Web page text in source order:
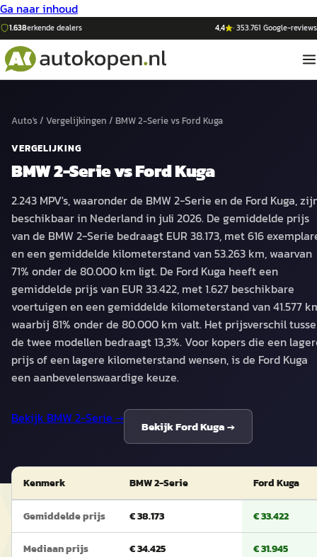
Ga naar inhoud
1.638erkende dealers 4,4 ·353.761 Google-reviews
Auto's/ Vergelijkingen / BMW 2-SerievsFord Kuga
VERGELIJKING
BMW 2-SerievsFord Kuga
2.243 MPV's, waaronder de BMW 2-Serie en de Ford Kuga,
beschikbaar in Nederland in juli 2026. De gemiddelde prijs
van de BMW 2-Serie bedraagt EUR 38.173, met 616
en een gemiddelde kilometerstand van 53.263 km, waarvan
71% onder de 80.000 km ligt. De Ford Kuga heeft een
gemiddelde prijs van EUR 33.422, met 1.627 beschikbare
voertuigen en een gemiddelde kilometerstand van 41.577
waarbij 81% onder de 80.000 km valt. Het prijsverschil
de twee modellen bedraagt 13,3%. Voor kopers die een
prijs of een lagere kilometerstand wensen, is de Ford Kuga
een aanbevelenswaardige keuze.
Bekijk BMW 2-Serie →
BekijkFord Kuga→
Kenmerk BMW 2-Serie Ford Kuga
Gemiddelde prijs € 38.173 € 33.422
Mediaan prijs € 34.425 € 31.945